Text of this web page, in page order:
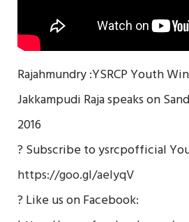
Rajahmundry :YSRCP Youth
Jakkampudi Raja speaks on
2016
? Subscribe to ysrcpofficial
https://goo.gl/aelyqV
? Like us on Facebook: